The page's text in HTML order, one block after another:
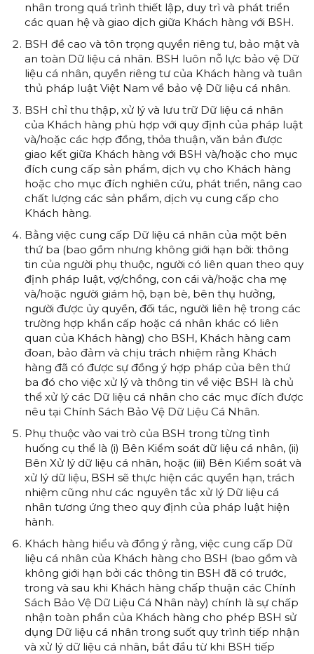
nhân trong quá trình thiết lập, duy trì và phát triển
các quan hệ và giao dịch giữa Khách hàng với BSH.
BSH đề cao và tôn trọng quyền riêng tư, bảo mật và
an toàn Dữ liệu cá nhân. BSH luôn nỗ lực bảo vệ Dữ
liệu cá nhân, quyền riêng tư của Khách hàng và tuân
thủ pháp luật Việt Nam về bảo vệ Dữ liệu cá nhân.
BSH chỉ thu thập, xử lý và lưu trữ Dữ liệu cá nhân
của Khách hàng phù hợp với quy định của pháp luật
và/hoặc các hợp đồng, thỏa thuận, văn bản được
giao kết giữa Khách hàng với BSH và/hoặc cho mục
đích cung cấp sản phẩm, dịch vụ cho Khách hàng
hoặc cho mục đích nghiên cứu, phát triển, nâng cao
chất lượng các sản phẩm, dịch vụ cung cấp cho
Khách hàng.
Bằng việc cung cấp Dữ liệu cá nhân của một bên
thứ ba (bao gồm nhưng không giới hạn bởi: thông
tin của người phụ thuộc, người có liên quan theo quy
định pháp luật, vợ/chồng, con cái và/hoặc cha mẹ
và/hoặc người giám hộ, bạn bè, bên thụ hưởng,
người được ủy quyền, đối tác, người liên hệ trong các
trường hợp khẩn cấp hoặc cá nhân khác có liên
quan của Khách hàng) cho BSH, Khách hàng cam
đoan, bảo đảm và chịu trách nhiệm rằng Khách
hàng đã có được sự đồng ý hợp pháp của bên thứ
ba đó cho việc xử lý và thông tin về việc BSH là chủ
thể xử lý các Dữ liệu cá nhân cho các mục đích được
nêu tại Chính Sách Bảo Vệ Dữ Liệu Cá Nhân.
Phụ thuộc vào vai trò của BSH trong từng tình
huống cụ thể là (i) Bên Kiểm soát dữ liệu cá nhân, (ii)
Bên Xử lý dữ liệu cá nhân, hoặc (iii) Bên Kiểm soát và
xử lý dữ liệu, BSH sẽ thực hiện các quyền hạn, trách
nhiệm cũng như các nguyên tắc xử lý Dữ liệu cá
nhân tương ứng theo quy định của pháp luật hiện
hành.
Khách hàng hiểu và đồng ý rằng, việc cung cấp Dữ
liệu cá nhân của Khách hàng cho BSH (bao gồm và
không giới hạn bởi các thông tin BSH đã có trước,
trong và sau khi Khách hàng chấp thuận các Chính
Sách Bảo Vệ Dữ Liệu Cá Nhân này) chính là sự chấp
nhận toàn phần của Khách hàng cho phép BSH sử
dụng Dữ liệu cá nhân trong suốt quy trình tiếp nhận
và xử lý dữ liệu cá nhân, bắt đầu từ khi BSH tiếp